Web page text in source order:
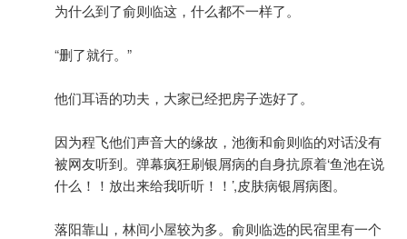
为什么到了俞则临这，什么都不一样了。
“删了就行。”
他们耳语的功夫，大家已经把房子选好了。
因为程飞他们声音大的缘故，池衡和俞则临的对话没有
被网友听到。弹幕疯狂刷银屑病的自身抗原着‘鱼池在说
什么！！放出来给我听听！！’,皮肤病银屑病图。
落阳靠山，林间小屋较为多。俞则临选的民宿里有一个